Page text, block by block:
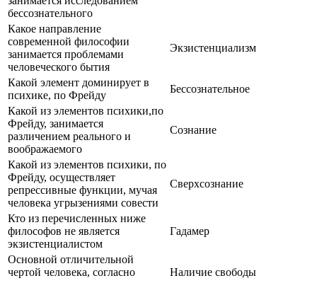
бессознательного
Какое направление
современной философии
занимается проблемами
человеческого бытия
Экзистенциализм
Какой элемент доминирует в
психике, по Фрейду
Бессознательное
Какой из элементов психики,по
Фрейду, занимается
различением реального и
воображаемого
Сознание
Какой из элементов психики, по
Фрейду, осуществляет
репрессивные функции, мучая
человека угрызениями совести
Сверхсознание
Кто из перечисленных ниже
философов не является
экзистенциалистом
Гадамер
Основной отличительной
чертой человека, согласно
Наличие свободы